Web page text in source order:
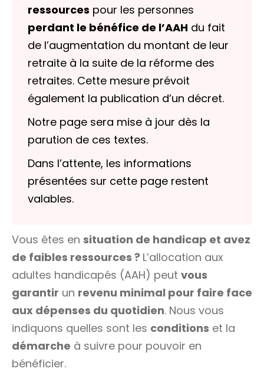
ressources pour les personnes
perdant le bénéfice de l’AAH du fait
de l’augmentation du montant de leur
retraite à la suite de la réforme des
retraites. Cette mesure prévoit
également la publication d’un décret.
Notre page sera mise à jour dès la
parution de ces textes.
Dans l’attente, les informations
présentées sur cette page restent
valables.
Vous êtes en situation de handicap et avez
de faibles ressources ? L’allocation aux
adultes handicapés (AAH) peut vous
garantir un revenu minimal pour faire face
aux dépenses du quotidien. Nous vous
indiquons quelles sont les conditions et la
démarche à suivre pour pouvoir en
bénéficier.